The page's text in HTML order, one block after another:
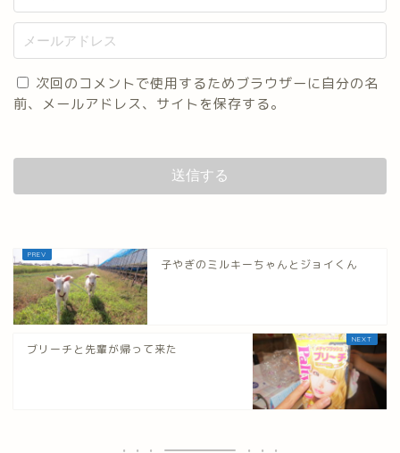
次回のコメントで使用するためブラウザーに自分の名
前、メールアドレス、サイトを保存する。
子やぎのミルキーちゃんとジョイくん
ブリーチと先輩が帰って来た